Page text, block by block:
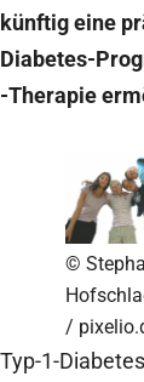
künftig eine
Diabetes-
-Therapie
©
/
Typ-1-